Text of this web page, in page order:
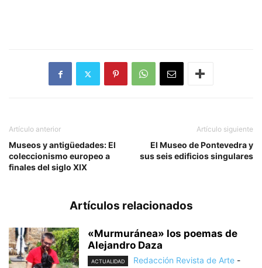
Artículo anterior
Museos y antigüedades: El
coleccionismo europeo a
finales del siglo XIX
Artículo siguiente
El Museo de Pontevedra y
sus seis edificios singulares
Artículos relacionados
«Murmuránea» los poemas de
Alejandro Daza
ACTUALIDAD Redacción Revista de Arte -